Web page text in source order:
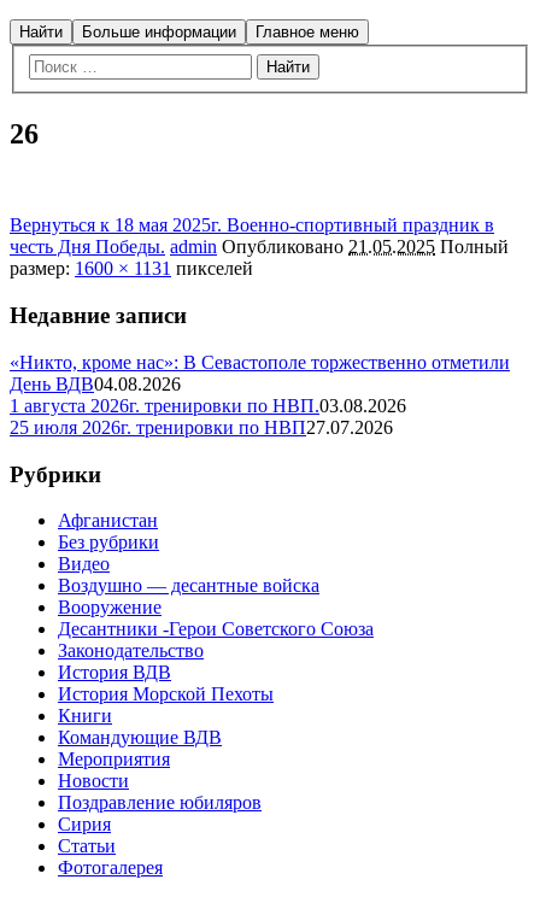
Найти Больше информации Главное меню
26
Вернуться к 18 мая 2025г. Военно-спортивный праздник в
честь Дня Победы. admin Опубликовано 21.05.2025 Полный
размер: 1600 × 1131 пикселей
Недавние записи
«Никто, кроме нас»: В Севастополе торжественно отметили
День ВДВ04.08.2026
1 августа 2026г. тренировки по НВП.03.08.2026
25 июля 2026г. тренировки по НВП27.07.2026
Рубрики
Афганистан
Без рубрики
Видео
Воздушно — десантные войска
Вооружение
Десантники -Герои Советского Союза
Законодательство
История ВДВ
История Морской Пехоты
Книги
Командующие ВДВ
Мероприятия
Новости
Поздравление юбиляров
Сирия
Статьи
Фотогалерея